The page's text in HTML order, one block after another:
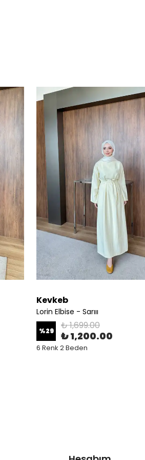
Kevkeb
Lorin Elbise - Sarııı
%29 ₺ 1,699.00
₺ 1,200.00
6 Renk 2 Beden